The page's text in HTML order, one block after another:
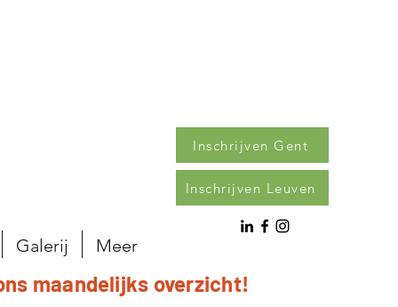
Inschrijven Gent
Inschrijven Leuven
Galerij Meer
maandelijks overzicht!